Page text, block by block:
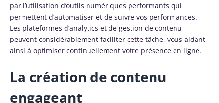
par l’utilisation d’outils numériques performants qui
permettent d’automatiser et de suivre vos performances.
Les plateformes d’analytics et de gestion de contenu
peuvent considérablement faciliter cette tâche, vous aidant
ainsi à optimiser continuellement votre présence en ligne.
La création de contenu
engageant